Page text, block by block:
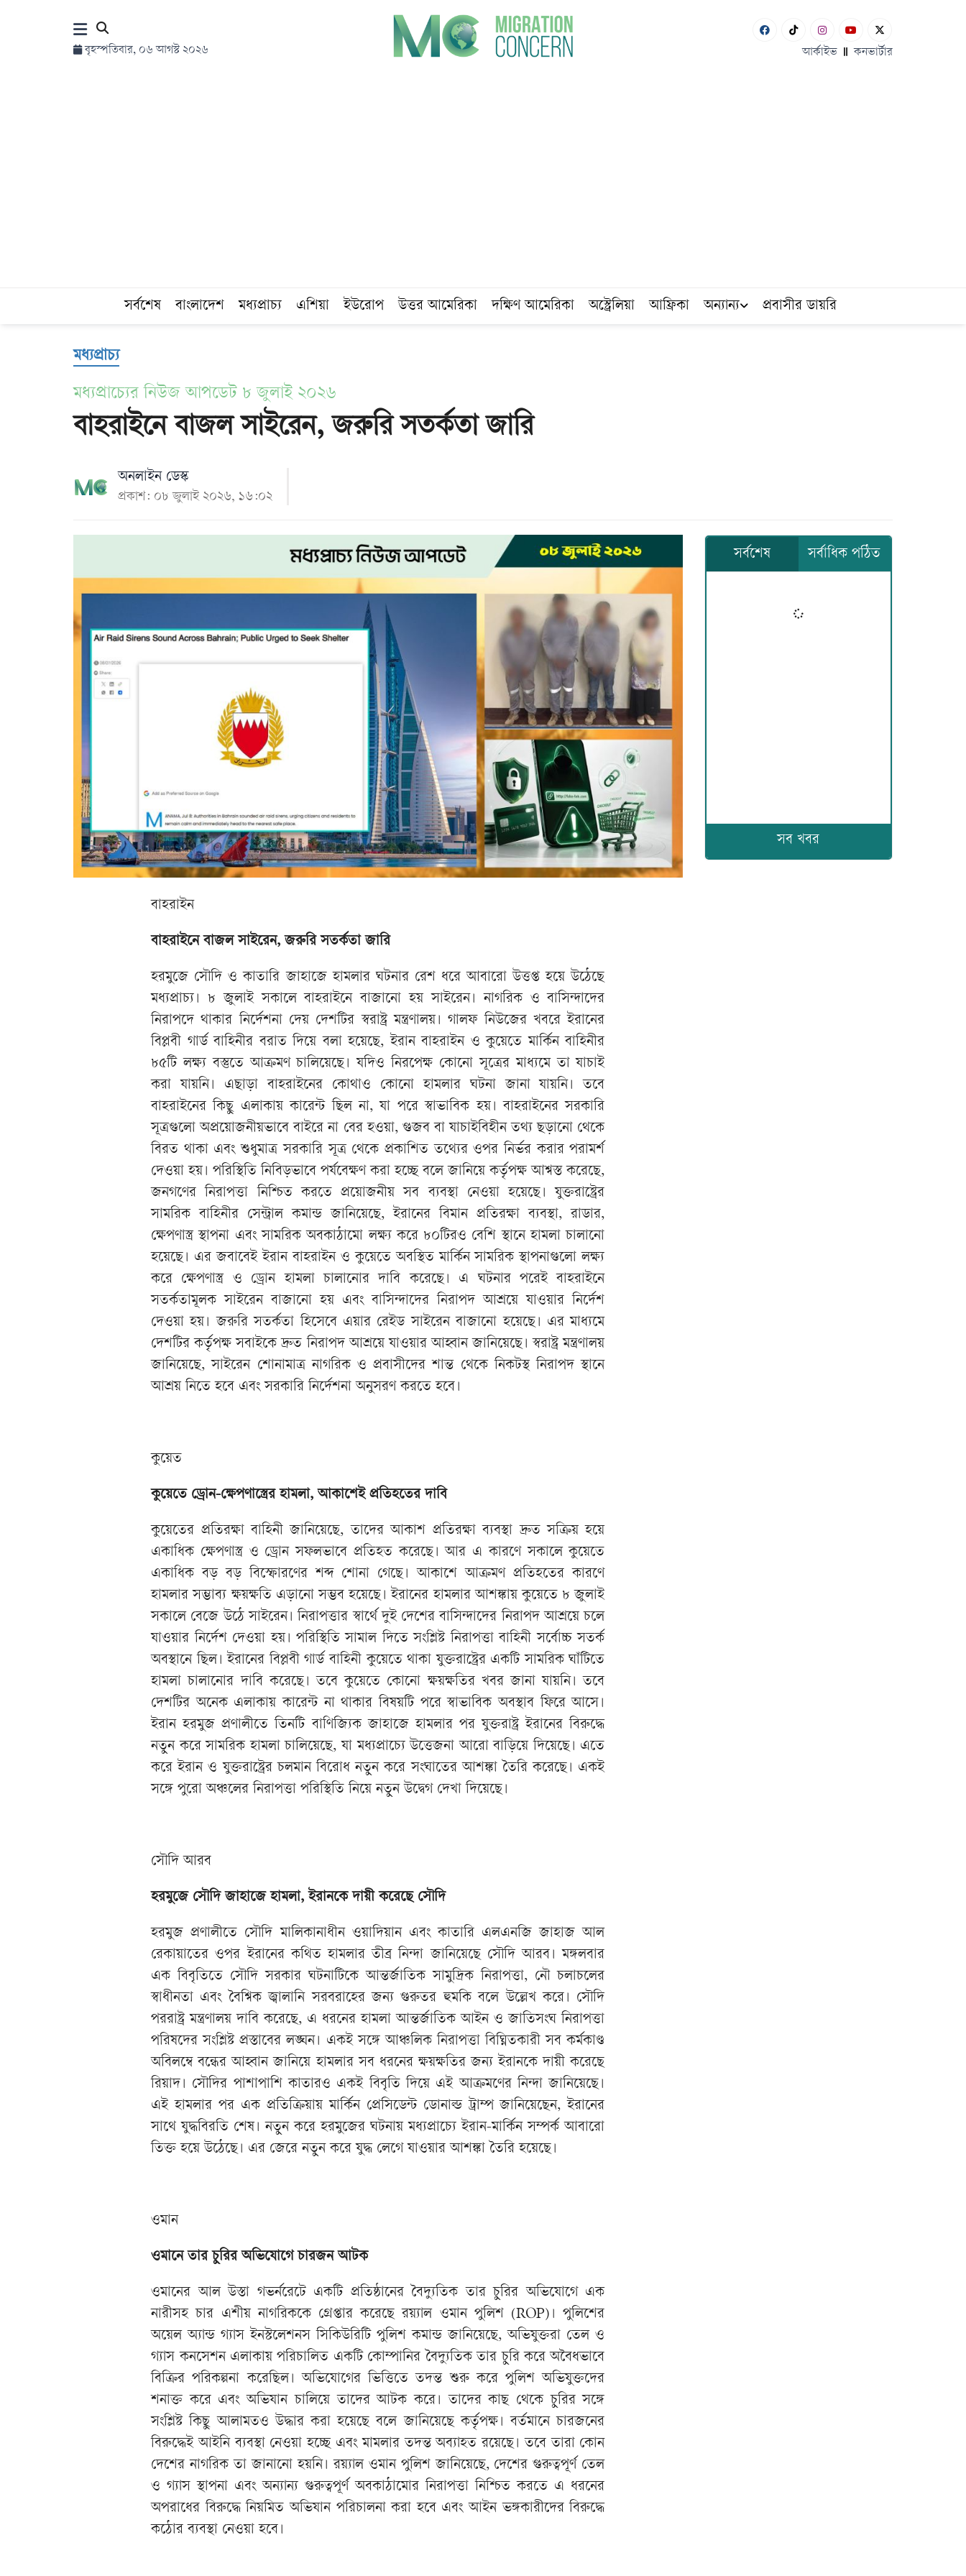
বৃহস্পতিবার, ০৬ আগস্ট ২০২৬ আর্কাইভ কনভার্টার
সর্বশেষ বাংলাদেশ মধ্যপ্রাচ্য এশিয়া ইউরোপ উত্তর আমেরিকা দক্ষিণ আমেরিকা অস্ট্রেলিয়া আফ্রিকা অন্যান্য প্রবাসীর ডায়রি
মধ্যপ্রাচ্য
মধ্যপ্রাচ্যের নিউজ আপডেট ৮ জুলাই ২০২৬
বাহরাইনে বাজল সাইরেন, জরুরি সতর্কতা জারি
অনলাইন ডেস্ক
প্রকাশ: ০৮ জুলাই ২০২৬, ১৬:০২
বাহরাইন
বাহরাইনে বাজল সাইরেন, জরুরি সতর্কতা জারি
হরমুজে সৌদি ও কাতারি জাহাজে হামলার ঘটনার রেশ ধরে আবারো উত্তপ্ত হয়ে উঠেছে
মধ্যপ্রাচ্য। ৮ জুলাই সকালে বাহরাইনে বাজানো হয় সাইরেন। নাগরিক ও বাসিন্দাদের
নিরাপদে থাকার নির্দেশনা দেয় দেশটির স্বরাষ্ট্র মন্ত্রণালয়। গালফ নিউজের খবরে ইরানের
বিপ্লবী গার্ড বাহিনীর বরাত দিয়ে বলা হয়েছে, ইরান বাহরাইন ও কুয়েতে মার্কিন বাহিনীর
৮৫টি লক্ষ্য বস্তুতে আক্রমণ চালিয়েছে। যদিও নিরপেক্ষ কোনো সূত্রের মাধ্যমে তা যাচাই
করা যায়নি। এছাড়া বাহরাইনের কোথাও কোনো হামলার ঘটনা জানা যায়নি। তবে
বাহরাইনের কিছু এলাকায় কারেন্ট ছিল না, যা পরে স্বাভাবিক হয়। বাহরাইনের সরকারি
সূত্রগুলো অপ্রয়োজনীয়ভাবে বাইরে না বের হওয়া, গুজব বা যাচাইবিহীন তথ্য ছড়ানো থেকে
বিরত থাকা এবং শুধুমাত্র সরকারি সূত্র থেকে প্রকাশিত তথ্যের ওপর নির্ভর করার পরামর্শ
দেওয়া হয়। পরিস্থিতি নিবিড়ভাবে পর্যবেক্ষণ করা হচ্ছে বলে জানিয়ে কর্তৃপক্ষ আশ্বস্ত করেছে,
জনগণের নিরাপত্তা নিশ্চিত করতে প্রয়োজনীয় সব ব্যবস্থা নেওয়া হয়েছে। যুক্তরাষ্ট্রের
সামরিক বাহিনীর সেন্ট্রাল কমান্ড জানিয়েছে, ইরানের বিমান প্রতিরক্ষা ব্যবস্থা, রাডার,
ক্ষেপণাস্ত্র স্থাপনা এবং সামরিক অবকাঠামো লক্ষ্য করে ৮০টিরও বেশি স্থানে হামলা চালানো
হয়েছে। এর জবাবেই ইরান বাহরাইন ও কুয়েতে অবস্থিত মার্কিন সামরিক স্থাপনাগুলো লক্ষ্য
করে ক্ষেপণাস্ত্র ও ড্রোন হামলা চালানোর দাবি করেছে। এ ঘটনার পরেই বাহরাইনে
সতর্কতামূলক সাইরেন বাজানো হয় এবং বাসিন্দাদের নিরাপদ আশ্রয়ে যাওয়ার নির্দেশ
দেওয়া হয়। জরুরি সতর্কতা হিসেবে এয়ার রেইড সাইরেন বাজানো হয়েছে। এর মাধ্যমে
দেশটির কর্তৃপক্ষ সবাইকে দ্রুত নিরাপদ আশ্রয়ে যাওয়ার আহ্বান জানিয়েছে। স্বরাষ্ট্র মন্ত্রণালয়
জানিয়েছে, সাইরেন শোনামাত্র নাগরিক ও প্রবাসীদের শান্ত থেকে নিকটস্থ নিরাপদ স্থানে
আশ্রয় নিতে হবে এবং সরকারি নির্দেশনা অনুসরণ করতে হবে।
কুয়েত
কুয়েতে ড্রোন-ক্ষেপণাস্ত্রের হামলা, আকাশেই প্রতিহতের দাবি
কুয়েতের প্রতিরক্ষা বাহিনী জানিয়েছে, তাদের আকাশ প্রতিরক্ষা ব্যবস্থা দ্রুত সক্রিয় হয়ে
একাধিক ক্ষেপণাস্ত্র ও ড্রোন সফলভাবে প্রতিহত করেছে। আর এ কারণে সকালে কুয়েতে
একাধিক বড় বড় বিস্ফোরণের শব্দ শোনা গেছে। আকাশে আক্রমণ প্রতিহতের কারণে
হামলার সম্ভাব্য ক্ষয়ক্ষতি এড়ানো সম্ভব হয়েছে। ইরানের হামলার আশঙ্কায় কুয়েতে ৮ জুলাই
সকালে বেজে উঠে সাইরেন। নিরাপত্তার স্বার্থে দুই দেশের বাসিন্দাদের নিরাপদ আশ্রয়ে চলে
যাওয়ার নির্দেশ দেওয়া হয়। পরিস্থিতি সামাল দিতে সংশ্লিষ্ট নিরাপত্তা বাহিনী সর্বোচ্চ সতর্ক
অবস্থানে ছিল। ইরানের বিপ্লবী গার্ড বাহিনী কুয়েতে থাকা যুক্তরাষ্ট্রের একটি সামরিক ঘাঁটিতে
হামলা চালানোর দাবি করেছে। তবে কুয়েতে কোনো ক্ষয়ক্ষতির খবর জানা যায়নি। তবে
দেশটির অনেক এলাকায় কারেন্ট না থাকার বিষয়টি পরে স্বাভাবিক অবস্থাব ফিরে আসে।
ইরান হরমুজ প্রণালীতে তিনটি বাণিজ্যিক জাহাজে হামলার পর যুক্তরাষ্ট্র ইরানের বিরুদ্ধে
নতুন করে সামরিক হামলা চালিয়েছে, যা মধ্যপ্রাচ্যে উত্তেজনা আরো বাড়িয়ে দিয়েছে। এতে
করে ইরান ও যুক্তরাষ্ট্রের চলমান বিরোধ নতুন করে সংঘাতের আশঙ্কা তৈরি করেছে। একই
সঙ্গে পুরো অঞ্চলের নিরাপত্তা পরিস্থিতি নিয়ে নতুন উদ্বেগ দেখা দিয়েছে।
সৌদি আরব
হরমুজে সৌদি জাহাজে হামলা, ইরানকে দায়ী করেছে সৌদি
হরমুজ প্রণালীতে সৌদি মালিকানাধীন ওয়াদিয়ান এবং কাতারি এলএনজি জাহাজ আল
রেকায়াতের ওপর ইরানের কথিত হামলার তীব্র নিন্দা জানিয়েছে সৌদি আরব। মঙ্গলবার
এক বিবৃতিতে সৌদি সরকার ঘটনাটিকে আন্তর্জাতিক সামুদ্রিক নিরাপত্তা, নৌ চলাচলের
স্বাধীনতা এবং বৈশ্বিক জ্বালানি সরবরাহের জন্য গুরুতর হুমকি বলে উল্লেখ করে। সৌদি
পররাষ্ট্র মন্ত্রণালয় দাবি করেছে, এ ধরনের হামলা আন্তর্জাতিক আইন ও জাতিসংঘ নিরাপত্তা
পরিষদের সংশ্লিষ্ট প্রস্তাবের লঙ্ঘন। একই সঙ্গে আঞ্চলিক নিরাপত্তা বিঘ্নিতকারী সব কর্মকাণ্ড
অবিলম্বে বন্ধের আহ্বান জানিয়ে হামলার সব ধরনের ক্ষয়ক্ষতির জন্য ইরানকে দায়ী করেছে
রিয়াদ। সৌদির পাশাপাশি কাতারও একই বিবৃতি দিয়ে এই আক্রমণের নিন্দা জানিয়েছে।
এই হামলার পর এক প্রতিক্রিয়ায় মার্কিন প্রেসিডেন্ট ডোনাল্ড ট্রাম্প জানিয়েছেন, ইরানের
সাথে যুদ্ধবিরতি শেষ। নতুন করে হরমুজের ঘটনায় মধ্যপ্রাচ্যে ইরান-মার্কিন সম্পর্ক আবারো
তিক্ত হয়ে উঠেছে। এর জেরে নতুন করে যুদ্ধ লেগে যাওয়ার আশঙ্কা তৈরি হয়েছে।
ওমান
ওমানে তার চুরির অভিযোগে চারজন আটক
ওমানের আল উস্তা গভর্নরেটে একটি প্রতিষ্ঠানের বৈদ্যুতিক তার চুরির অভিযোগে এক
নারীসহ চার এশীয় নাগরিককে গ্রেপ্তার করেছে রয়্যাল ওমান পুলিশ (ROP)। পুলিশের
অয়েল অ্যান্ড গ্যাস ইনস্টলেশনস সিকিউরিটি পুলিশ কমান্ড জানিয়েছে, অভিযুক্তরা তেল ও
গ্যাস কনসেশন এলাকায় পরিচালিত একটি কোম্পানির বৈদ্যুতিক তার চুরি করে অবৈধভাবে
বিক্রির পরিকল্পনা করেছিল। অভিযোগের ভিত্তিতে তদন্ত শুরু করে পুলিশ অভিযুক্তদের
শনাক্ত করে এবং অভিযান চালিয়ে তাদের আটক করে। তাদের কাছ থেকে চুরির সঙ্গে
সংশ্লিষ্ট কিছু আলামতও উদ্ধার করা হয়েছে বলে জানিয়েছে কর্তৃপক্ষ। বর্তমানে চারজনের
বিরুদ্ধেই আইনি ব্যবস্থা নেওয়া হচ্ছে এবং মামলার তদন্ত অব্যাহত রয়েছে। তবে তারা কোন
দেশের নাগরিক তা জানানো হয়নি। রয়্যাল ওমান পুলিশ জানিয়েছে, দেশের গুরুত্বপূর্ণ তেল
ও গ্যাস স্থাপনা এবং অন্যান্য গুরুত্বপূর্ণ অবকাঠামোর নিরাপত্তা নিশ্চিত করতে এ ধরনের
অপরাধের বিরুদ্ধে নিয়মিত অভিযান পরিচালনা করা হবে এবং আইন ভঙ্গকারীদের বিরুদ্ধে
কঠোর ব্যবস্থা নেওয়া হবে।
সর্বশেষ সর্বাধিক পঠিত
সব খবর